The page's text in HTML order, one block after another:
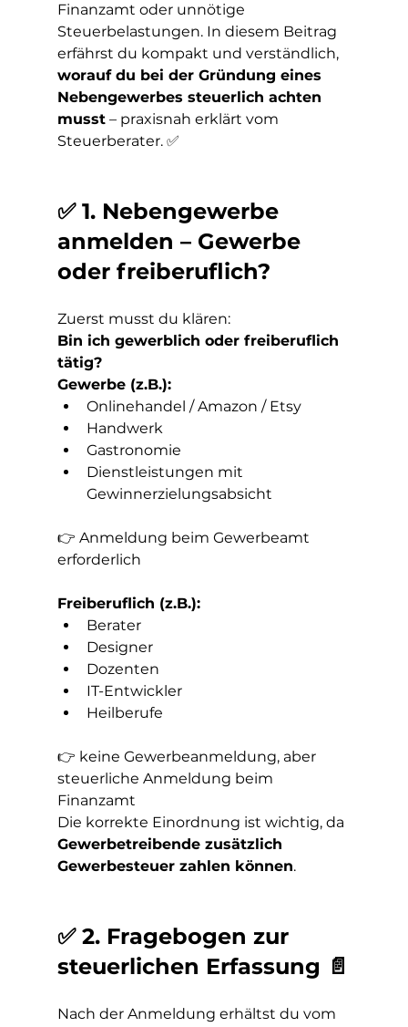
Finanzamt oder unnötige
Steuerbelastungen. In diesem Beitrag
erfährst du kompakt und verständlich,
worauf du bei der Gründung eines
Nebengewerbes steuerlich achten
musst – praxisnah erklärt vom
Steuerberater. ✅
✅ 1. Nebengewerbe
anmelden – Gewerbe
oder freiberuflich?
Zuerst musst du klären:
Bin ich gewerblich oder freiberuflich
tätig?
Gewerbe (z.B.):
Onlinehandel / Amazon / Etsy
Handwerk
Gastronomie
Dienstleistungen mit
Gewinnerzielungsabsicht
👉 Anmeldung beim Gewerbeamt
erforderlich
Freiberuflich (z.B.):
Berater
Designer
Dozenten
IT-Entwickler
Heilberufe
👉 keine Gewerbeanmeldung, aber
steuerliche Anmeldung beim
Finanzamt
Die korrekte Einordnung ist wichtig, da
Gewerbetreibende zusätzlich
Gewerbesteuer zahlen können.
✅ 2. Fragebogen zur
steuerlichen Erfassung 📄
Nach der Anmeldung erhältst du vom